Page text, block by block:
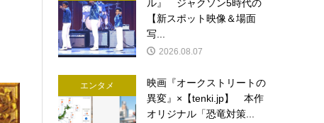
ル』 ジャクソン5時代の
【新スポット映像＆場面
写...
2026.08.07
エンタメ
映画『オークストリートの
異変』×【tenki.jp】 本作
オリジナル「恐竜対策...